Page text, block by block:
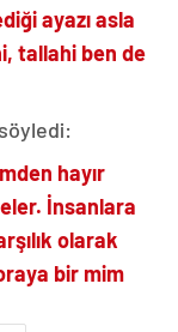
ayazı asla
tallahi ben de
hayır
İnsanlara
olarak
bir mim